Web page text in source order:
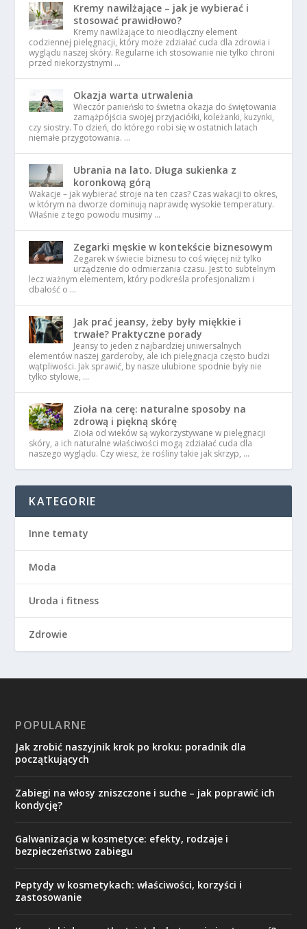
Kremy nawilżające – jak je wybierać i
stosować prawidłowo?
Kremy nawilżające to nieodłączny element
codziennej pielęgnacji, który może zdziałać cuda dla zdrowia i
wyglądu naszej skóry. Regularne ich stosowanie nie tylko chroni
przed niekorzystnymi …
Okazja warta utrwalenia
Wieczór panieński to świetna okazja do świętowania
zamążpójścia swojej przyjaciółki, koleżanki, kuzynki,
czy siostry. To dzień, do którego robi się w ostatnich latach
niemałe przygotowania. …
Ubrania na lato. Długa sukienka z
koronkową górą
Wakacje – jak wybierać stroje na ten czas? Czas wakacji to okres,
w którym na dworze dominują naprawdę wysokie temperatury.
Właśnie z tego powodu musimy …
Zegarki męskie w kontekście biznesowym
Zegarek w świecie biznesu to coś więcej niż tylko
urządzenie do odmierzania czasu. Jest to subtelnym
lecz ważnym elementem, który podkreśla profesjonalizm i
dbałość o …
Jak prać jeansy, żeby były miękkie i
trwałe? Praktyczne porady
Jeansy to jeden z najbardziej uniwersalnych
elementów naszej garderoby, ale ich pielęgnacja często budzi
wątpliwości. Jak sprawić, by nasze ulubione spodnie były nie
tylko stylowe, …
Zioła na cerę: naturalne sposoby na
zdrową i piękną skórę
Zioła od wieków są wykorzystywane w pielęgnacji
skóry, a ich naturalne właściwości mogą zdziałać cuda dla
naszego wyglądu. Czy wiesz, że rośliny takie jak skrzyp, …
KATEGORIE
Inne tematy
Moda
Uroda i fitness
Zdrowie
POPULARNE
Jak zrobić naszyjnik krok po kroku: poradnik dla
początkujących
Zabiegi na włosy zniszczone i suche – jak poprawić ich
kondycję?
Galwanizacja w kosmetyce: efekty, rodzaje i
bezpieczeństwo zabiegu
Peptydy w kosmetykach: właściwości, korzyści i
zastosowanie